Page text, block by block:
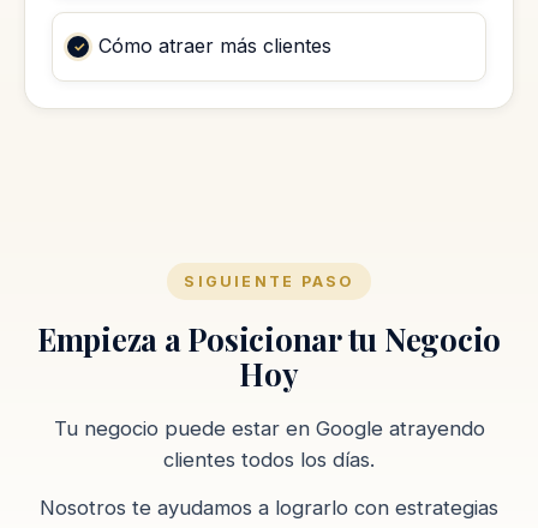
Cómo atraer más clientes
SIGUIENTE PASO
Empieza a Posicionar tu Negocio
Hoy
Tu negocio puede estar en Google atrayendo
clientes todos los días.
Nosotros te ayudamos a lograrlo con estrategias